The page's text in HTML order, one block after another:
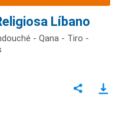
Líbano
- Qana - Tiro -